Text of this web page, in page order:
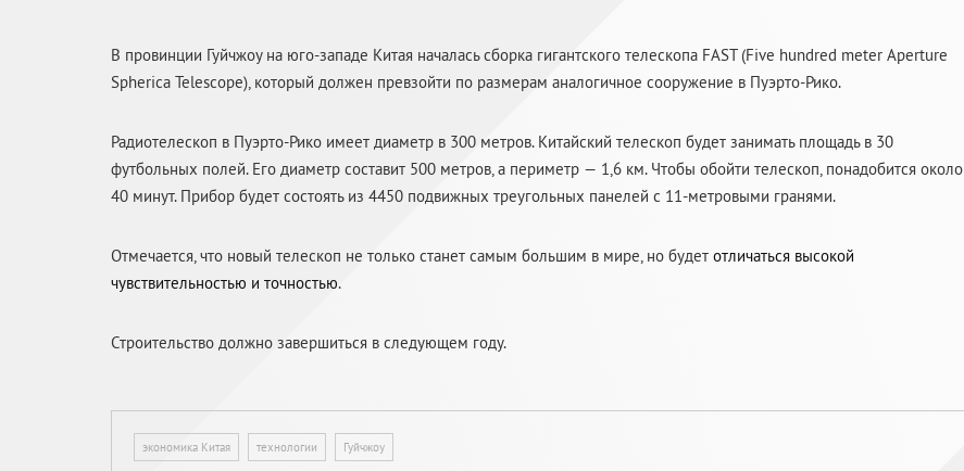
В провинции Гуйчжоу на юго-западе Китая началась сборка гигантского телескопа FAST (Five hundred meter Aperture
Spherica Telescope), который должен превзойти по размерам аналогичное сооружение в Пуэрто-Рико.
Радиотелескоп в Пуэрто-Рико имеет диаметр в 300 метров. Китайский телескоп будет занимать площадь в 30
футбольных полей. Его диаметр составит 500 метров, а периметр — 1,6 км. Чтобы обойти телескоп, понадобится около
40 минут. Прибор будет состоять из 4450 подвижных треугольных панелей с 11-метровыми гранями.
Отмечается, что новый телескоп не только станет самым большим в мире, но будет отличаться высокой
чувствительностью и точностью.
Строительство должно завершиться в следующем году.
экономика Китая технологии Гуйчжоу